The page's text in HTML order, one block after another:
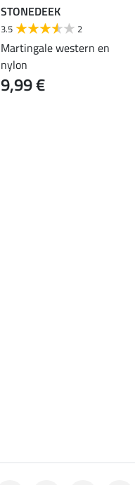
STONEDEEK
3.5 2
Martingale western en
nylon
9,99 €